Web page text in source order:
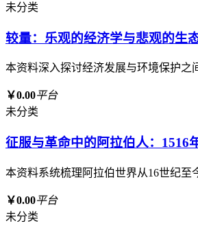
未分类
较量：乐观的经济学与悲观的生
本资料深入探讨经济发展与环境保护
￥0.00平台
未分类
征服与革命中的阿拉伯人：1516
本资料系统梳理阿拉伯世界从16世纪
￥0.00平台
未分类